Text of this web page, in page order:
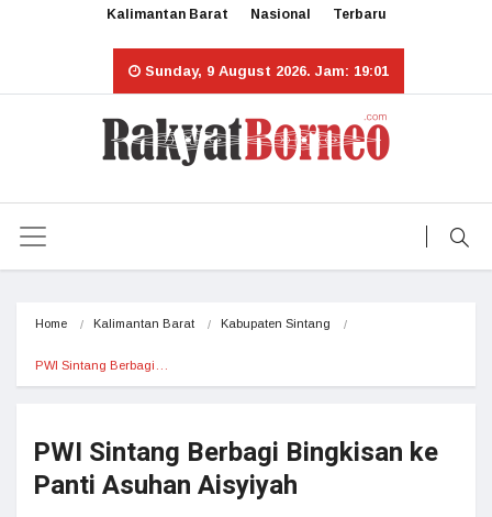
Kalimantan Barat Nasional Terbaru
Sunday, 9 August 2026. Jam: 19:01
Home Kalimantan Barat Kabupaten Sintang
PWI Sintang Berbagi…
PWI Sintang Berbagi Bingkisan ke
Panti Asuhan Aisyiyah